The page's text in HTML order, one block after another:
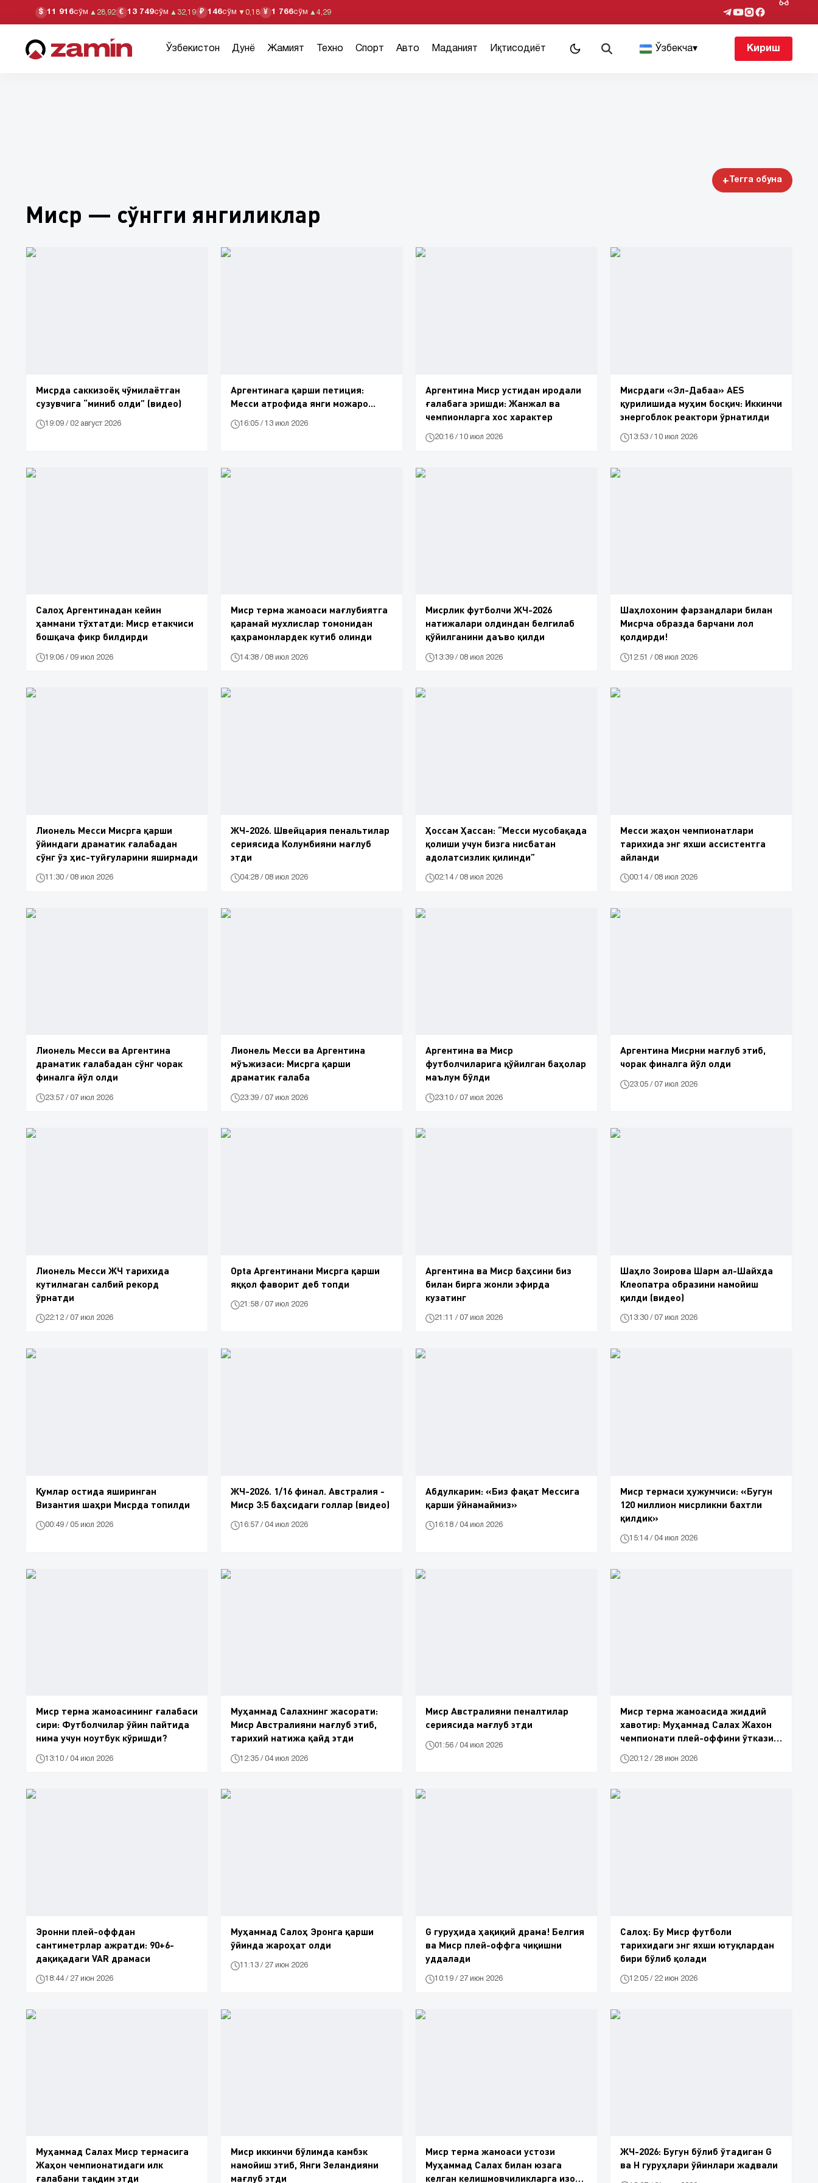
$ 11 916сўм ▲ 28,92 € 13 749сўм ▲ 32,19 ₽ 146сўм ▼ 0,18 ¥ 1 766сўм ▲ 4,29
Ўзбекистон Дунё Жамият Техно Спорт Авто Маданият Иқтисодиёт Ўзбекча▾ Кириш
+ Тегга обуна
Миср — сўнгги янгиликлар
Мисрда саккизоёқ чўмилаётган
сузувчига “миниб олди” (видео)
19:09 / 02 август 2026
Аргентинага қарши петиция:
Месси атрофида янги можаро...
16:05 / 13 июл 2026
Аргентина Миср устидан иродали
ғалабага эришди: Жанжал ва
чемпионларга хос характер
20:16 / 10 июл 2026
Мисрдаги «Эл-Дабаа» AES
қурилишида муҳим босқич: Иккинчи
энергоблок реактори ўрнатилди
13:53 / 10 июл 2026
Салоҳ Аргентинадан кейин
ҳаммани тўхтатди: Миср етакчиси
бошқача фикр билдирди
19:06 / 09 июл 2026
Миср терма жамоаси мағлубиятга
қарамай мухлислар томонидан
қаҳрамонлардек кутиб олинди
14:38 / 08 июл 2026
Мисрлик футболчи ЖЧ-2026
натижалари олдиндан белгилаб
қўйилганини даъво қилди
13:39 / 08 июл 2026
Шаҳлохоним фарзандлари билан
Мисрча образда барчани лол
қолдирди!
12:51 / 08 июл 2026
Лионель Месси Мисрга қарши
ўйиндаги драматик ғалабадан
сўнг ўз ҳис-туйғуларини яширмади
11:30 / 08 июл 2026
ЖЧ-2026. Швейцария пенальтилар
сериясида Колумбияни мағлуб
этди
04:28 / 08 июл 2026
Ҳоссам Ҳассан: “Месси мусобақада
қолиши учун бизга нисбатан
адолатсизлик қилинди”
02:14 / 08 июл 2026
Месси жаҳон чемпионатлари
тарихида энг яхши ассистентга
айланди
00:14 / 08 июл 2026
Лионель Месси ва Аргентина
драматик ғалабадан сўнг чорак
финалга йўл олди
23:57 / 07 июл 2026
Лионель Месси ва Аргентина
мўъжизаси: Мисрга қарши
драматик ғалаба
23:39 / 07 июл 2026
Аргентина ва Миср
футболчиларига қўйилган баҳолар
маълум бўлди
23:10 / 07 июл 2026
Аргентина Мисрни мағлуб этиб,
чорак финалга йўл олди
23:05 / 07 июл 2026
Лионель Месси ЖЧ тарихида
кутилмаган салбий рекорд
ўрнатди
22:12 / 07 июл 2026
Opta Аргентинани Мисрга қарши
яққол фаворит деб топди
21:58 / 07 июл 2026
Аргентина ва Миср баҳсини биз
билан бирга жонли эфирда
кузатинг
21:11 / 07 июл 2026
Шаҳло Зоирова Шарм ал-Шайхда
Клеопатра образини намойиш
қилди (видео)
13:30 / 07 июл 2026
Қумлар остида яширинган
Византия шаҳри Мисрда топилди
00:49 / 05 июл 2026
ЖЧ-2026. 1/16 финал. Австралия -
Миср 3:5 баҳсидаги голлар (видео)
16:57 / 04 июл 2026
Абдулкарим: «Биз фақат Мессига
қарши ўйнамаймиз»
16:18 / 04 июл 2026
Миср термаси ҳужумчиси: «Бугун
120 миллион мисрликни бахтли
қилдик»
15:14 / 04 июл 2026
Миср терма жамоасининг ғалабаси
сири: Футболчилар ўйин пайтида
нима учун ноутбук кўришди?
13:10 / 04 июл 2026
Муҳаммад Салахнинг жасорати:
Миср Австралияни мағлуб этиб,
тарихий натижа қайд этди
12:35 / 04 июл 2026
Миср Австралияни пеналтилар
сериясида мағлуб этди
01:56 / 04 июл 2026
Миср терма жамоасида жиддий
хавотир: Муҳаммад Салах Жахон
чемпионати плей-оффини ўтказиб
20:12 / 28 июн 2026
Эронни плей-оффдан
сантиметрлар ажратди: 90+6-
дақиқадаги VAR драмаси
18:44 / 27 июн 2026
Муҳаммад Салоҳ Эронга қарши
ўйинда жароҳат олди
11:13 / 27 июн 2026
G гуруҳида ҳақиқий драма! Белгия
ва Миср плей-оффга чиқишни
уддалади
10:19 / 27 июн 2026
Салоҳ: Бу Миср футболи
тарихидаги энг яхши ютуқлардан
бири бўлиб қолади
12:05 / 22 июн 2026
Муҳаммад Салах Миср термасига
Жаҳон чемпионатидаги илк
ғалабани тақдим этди
Миср иккинчи бўлимда камбэк
намойиш этиб, Янги Зеландияни
мағлуб этди
Миср терма жамоаси устози
Муҳаммад Салах билан юзага
келган келишмовчиликларга изоҳ
ЖЧ-2026: Бугун бўлиб ўтадиган G
ва H гуруҳлари ўйинлари жадвали